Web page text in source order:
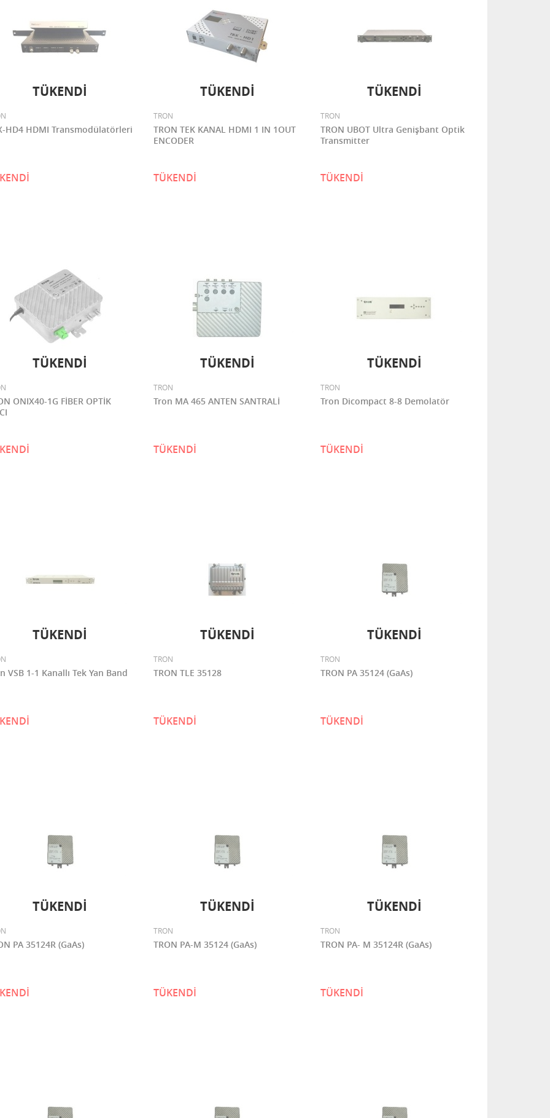
HD4 HDMI Transmodülatörleri
TÜKENDİ
TRON
TRON TEK KANAL HDMI 1 IN 1OUT
ENCODER
TÜKENDİ
TÜKENDİ
TRON
TRON UBOT Ultra Genişbant Optik
Transmitter
TÜKENDİ
TÜKENDİ
ONIX40-1G FİBER OPTİK
TÜKENDİ
TRON
Tron MA 465 ANTEN SANTRALİ
TÜKENDİ
TÜKENDİ
TRON
Tron Dicompact 8-8 Demolatör
TÜKENDİ
TÜKENDİ
Tron VSB 1-1 Kanallı Tek Yan Band
TÜKENDİ
TRON
TRON TLE 35128
TÜKENDİ
TÜKENDİ
TRON
TRON PA 35124 (GaAs)
TÜKENDİ
TÜKENDİ
PA 35124R (GaAs)
TÜKENDİ
TRON
TRON PA-M 35124 (GaAs)
TÜKENDİ
TÜKENDİ
TRON
TRON PA- M 35124R (GaAs)
TÜKENDİ
TÜKENDİ